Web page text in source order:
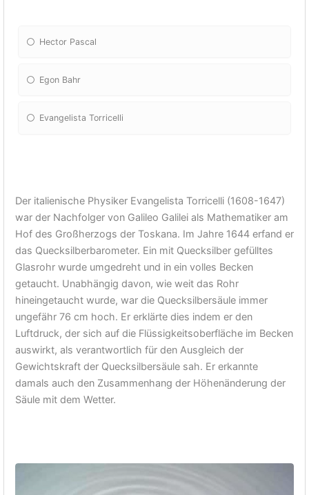
Hector Pascal
Egon Bahr
Evangelista Torricelli
Der italienische Physiker Evangelista Torricelli (1608-1647)
war der Nachfolger von Galileo Galilei als Mathematiker am
Hof des Großherzogs der Toskana. Im Jahre 1644 erfand er
das Quecksilberbarometer. Ein mit Quecksilber gefülltes
Glasrohr wurde umgedreht und in ein volles Becken
getaucht. Unabhängig davon, wie weit das Rohr
hineingetaucht wurde, war die Quecksilbersäule immer
ungefähr 76 cm hoch. Er erklärte dies indem er den
Luftdruck, der sich auf die Flüssigkeitsoberfläche im Becken
auswirkt, als verantwortlich für den Ausgleich der
Gewichtskraft der Quecksilbersäule sah. Er erkannte
damals auch den Zusammenhang der Höhenänderung der
Säule mit dem Wetter.